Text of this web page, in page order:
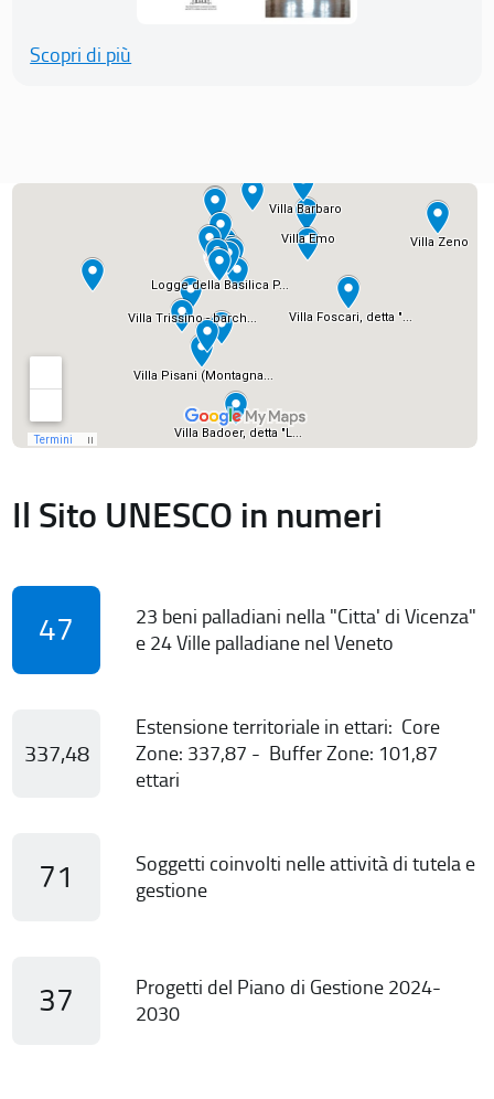
Scopri di più
Il Sito UNESCO in numeri
47
23 beni palladiani nella "Citta' di Vicenza"
e 24 Ville palladiane nel Veneto
337,48
Estensione territoriale in ettari: Core
Zone: 337,87 - Buffer Zone: 101,87
ettari
71
Soggetti coinvolti nelle attività di tutela e
gestione
37
Progetti del Piano di Gestione 2024-
2030